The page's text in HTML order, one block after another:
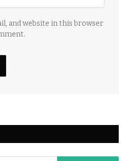
and website in this browser